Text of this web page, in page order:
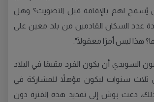
يُسمح لهم بالإقامة قبل التصويت؟ وهل
عدد السكان القادمين من بلد معين على
هذا ليس أمرًا معقولًا".
السويدي أن يكون الفرد مقيمًا في البلاد
ثلاث سنوات ليكون مؤهلاً للمشاركة في
ذلك، دعت بوش إلى تمديد هذه الفترة دون